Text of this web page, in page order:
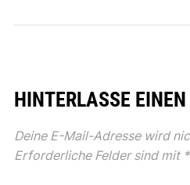
HINTERLASSE
Deine E-Mail-Adresse wird
Erforderliche Felder sind mit *